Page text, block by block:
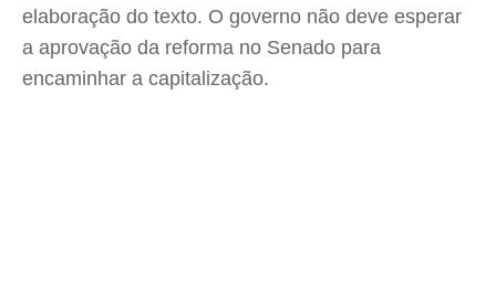
elaboração do texto. O governo não deve esperar
a aprovação da reforma no Senado para
encaminhar a capitalização.